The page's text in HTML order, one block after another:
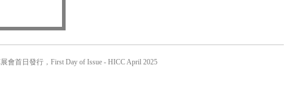
會首日發行，First Day of Issue - HICC April 2025